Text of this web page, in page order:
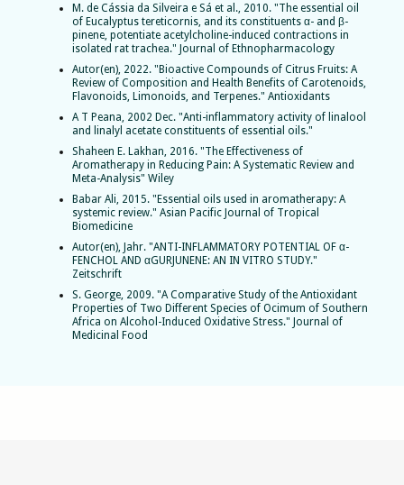
M. de Cássia da Silveira e Sá et al., 2010. "The essential oil
of Eucalyptus tereticornis, and its constituents α- and β-
pinene, potentiate acetylcholine-induced contractions in
isolated rat trachea." Journal of Ethnopharmacology
Autor(en), 2022. "Bioactive Compounds of Citrus Fruits: A
Review of Composition and Health Benefits of Carotenoids,
Flavonoids, Limonoids, and Terpenes." Antioxidants
A T Peana, 2002 Dec. "Anti-inflammatory activity of linalool
and linalyl acetate constituents of essential oils."
Shaheen E. Lakhan, 2016. "The Effectiveness of
Aromatherapy in Reducing Pain: A Systematic Review and
Meta-Analysis" Wiley
Babar Ali, 2015. "Essential oils used in aromatherapy: A
systemic review." Asian Pacific Journal of Tropical
Biomedicine
Autor(en), Jahr. "ANTI-INFLAMMATORY POTENTIAL OF α-
FENCHOL AND αGURJUNENE: AN IN VITRO STUDY."
Zeitschrift
S. George, 2009. "A Comparative Study of the Antioxidant
Properties of Two Different Species of Ocimum of Southern
Africa on Alcohol-Induced Oxidative Stress." Journal of
Medicinal Food